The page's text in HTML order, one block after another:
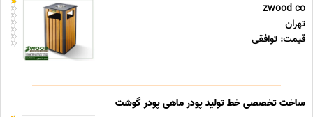
zwood co
تهران
قیمت: توافقی
ساخت تخصصی خط تولید پودر ماهی پودر گوشت